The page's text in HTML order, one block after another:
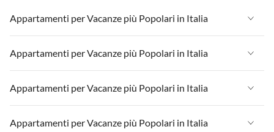
Appartamenti per Vacanze più Popolari in Italia
Appartamenti per Vacanze in Italia
Appartamenti per Vacanze in Liguria
Appartamenti per Vacanze in Lombardia
Appartamenti per Vacanze più Popolari in Italia
Appartamenti per Vacanze in Italia
Appartamenti per Vacanze in Liguria
Appartamenti per Vacanze in Lombardia
Appartamenti per Vacanze più Popolari in Italia
Appartamenti per Vacanze in Italia
Appartamenti per Vacanze più Popolari in Italia